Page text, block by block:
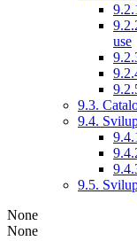
use
9.3.
9.4.
9.5.
None
None